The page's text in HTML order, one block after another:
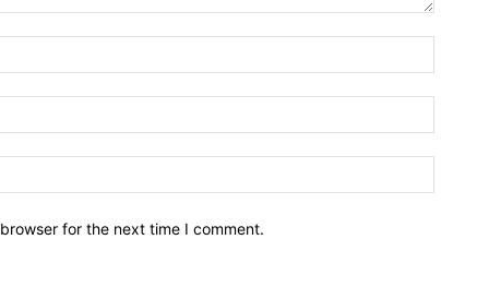
for the next time I comment.